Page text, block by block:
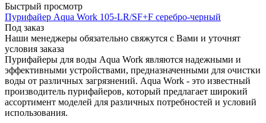
Быстрый просмотр
Пурифайер Aqua Work 105-LR/SF+F серебро-черный
Под заказ
Наши менеджеры обязательно свяжутся с Вами и уточнят
условия заказа
Пурифайеры для воды Aqua Work являются надежными и
эффективными устройствами, предназначенными для очистки
воды от различных загрязнений. Aqua Work - это известный
производитель пурифайеров, который предлагает широкий
ассортимент моделей для различных потребностей и условий
использования.